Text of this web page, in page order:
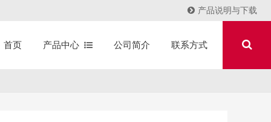
产品说明与下载
首页 产品中心 公司简介 联系方式